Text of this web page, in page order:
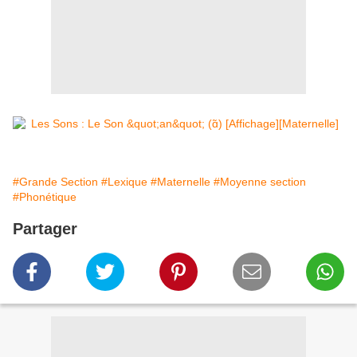
#Grande Section #Lexique #Maternelle #Moyenne section
#Phonétique
Partager